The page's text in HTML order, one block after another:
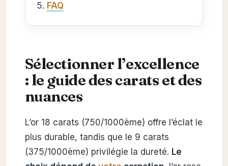
FAQ
Sélectionner l’excellence
: le guide des carats et des
nuances
L’or 18 carats (750/1000ème) offre l’éclat le
plus durable, tandis que le 9 carats
(375/1000ème) privilégie la dureté. Le